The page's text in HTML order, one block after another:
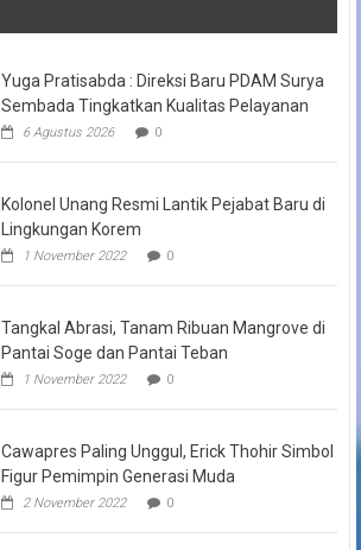
Yuga Pratisabda : Direksi Baru PDAM Surya
Sembada Tingkatkan Kualitas Pelayanan
6 Agustus 2026 0
Kolonel Unang Resmi Lantik Pejabat Baru di
Lingkungan Korem
1 November 2022 0
Tangkal Abrasi, Tanam Ribuan Mangrove di
Pantai Soge dan Pantai Teban
1 November 2022 0
Cawapres Paling Unggul, Erick Thohir Simbol
Figur Pemimpin Generasi Muda
2 November 2022 0